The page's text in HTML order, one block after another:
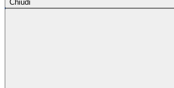
Chiudi